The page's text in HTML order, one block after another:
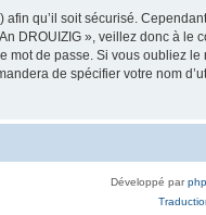
qu’il soit sécurisé.
DROUIZIG », veillez donc à
de passe. Si vous oubliez
de spécifier votre nom
Développé par